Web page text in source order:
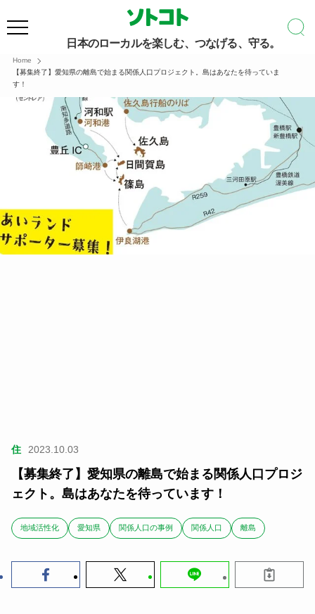
日本のローカルを楽しむ、つなげる、守る。
Home
【募集終了】愛知県の離島で始まる関係人口プロジェクト。島はあなたを待っていま
す！
住 2023.10.03
【募集終了】愛知県の離島で始まる関係人口プロジ
ェクト。島はあなたを待っています！
地域活性化 愛知県 関係人口の事例 関係人口 離島